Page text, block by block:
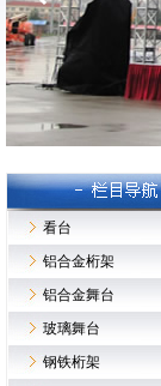
看台
铝合金桁架
铝合金舞台
玻璃舞台
钢铁桁架